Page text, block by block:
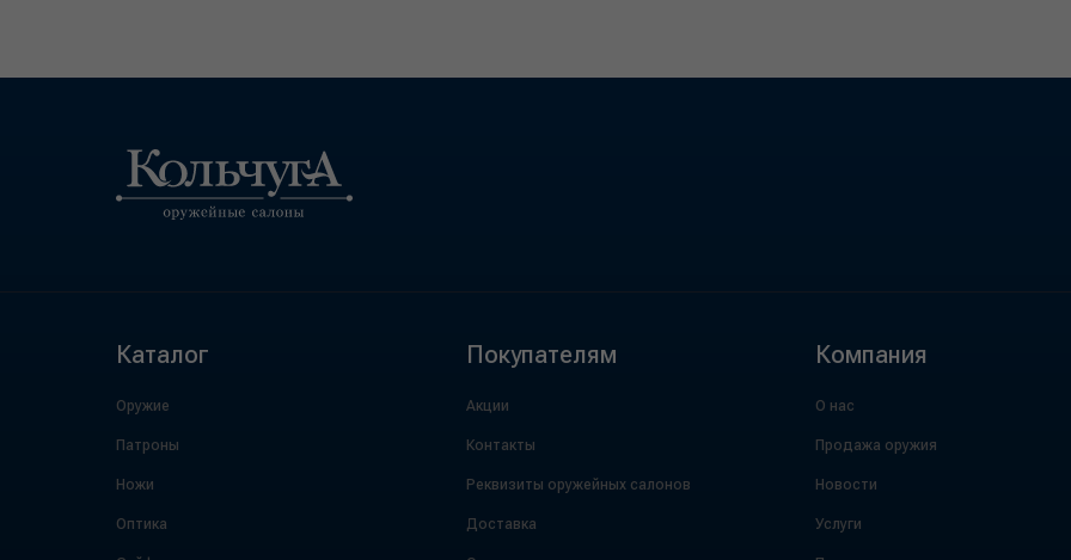
Каталог
Оружие
Патроны
Ножи
Оптика
Покупателям
Акции
Контакты
Реквизиты оружейных салонов
Доставка
Компания
О нас
Продажа оружия
Новости
Услуги